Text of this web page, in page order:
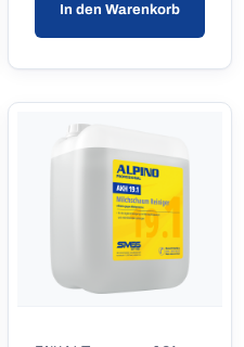
In den Warenkorb